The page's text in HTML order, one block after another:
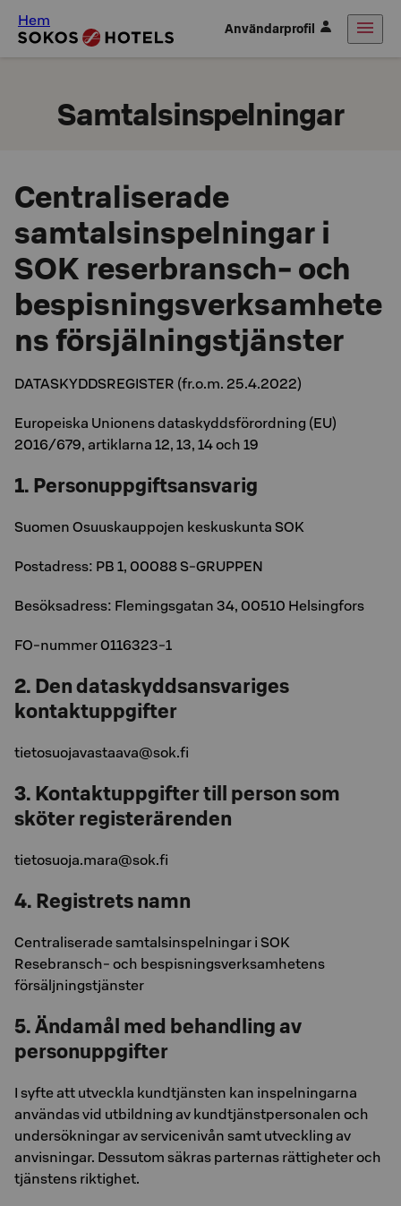
Hem Användarprofil
Samtalsinspelningar
Centraliserade
samtalsinspelningar i
SOK reserbransch- och
bespisningsverksamhete
ns försjälningstjänster
DATASKYDDSREGISTER (fr.o.m. 25.4.2022)
Europeiska Unionens dataskyddsförordning (EU)
2016/679, artiklarna 12, 13, 14 och 19
1. Personuppgiftsansvarig
Suomen Osuuskauppojen keskuskunta SOK
Postadress: PB 1, 00088 S-GRUPPEN
Besöksadress: Flemingsgatan 34, 00510 Helsingfors
FO-nummer 0116323-1
2. Den dataskyddsansvariges
kontaktuppgifter
tietosuojavastaava@sok.fi
3. Kontaktuppgifter till person som
sköter registerärenden
tietosuoja.mara@sok.fi
4. Registrets namn
Centraliserade samtalsinspelningar i SOK
Resebransch- och bespisningsverksamhetens
försäljningstjänster
5. Ändamål med behandling av
personuppgifter
I syfte att utveckla kundtjänsten kan inspelningarna
användas vid utbildning av kundtjänstpersonalen och
undersökningar av servicenivån samt utveckling av
anvisningar. Dessutom säkras parternas rättigheter och
tjänstens riktighet.